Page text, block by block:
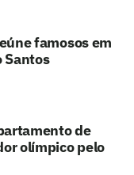
famosos em
Santos
de
olímpico pelo